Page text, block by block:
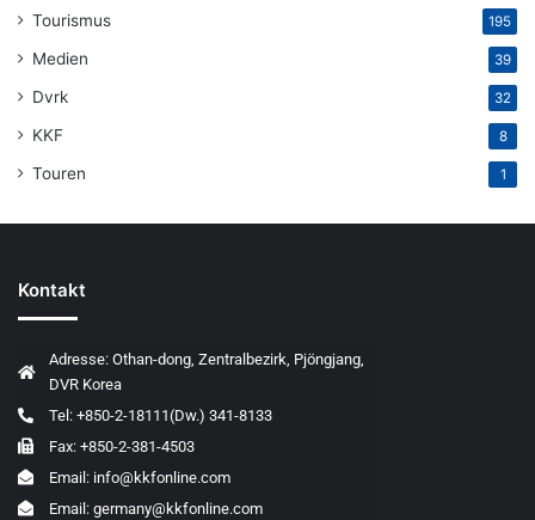
Tourismus 195
Medien 39
Dvrk 32
KKF 8
Touren 1
Kontakt
Adresse: Othan-dong, Zentralbezirk, Pjöngjang,
DVR Korea
Tel: +850-2-18111(Dw.) 341-8133
Fax: +850-2-381-4503
Email: info@kkfonline.com
Email: germany@kkfonline.com